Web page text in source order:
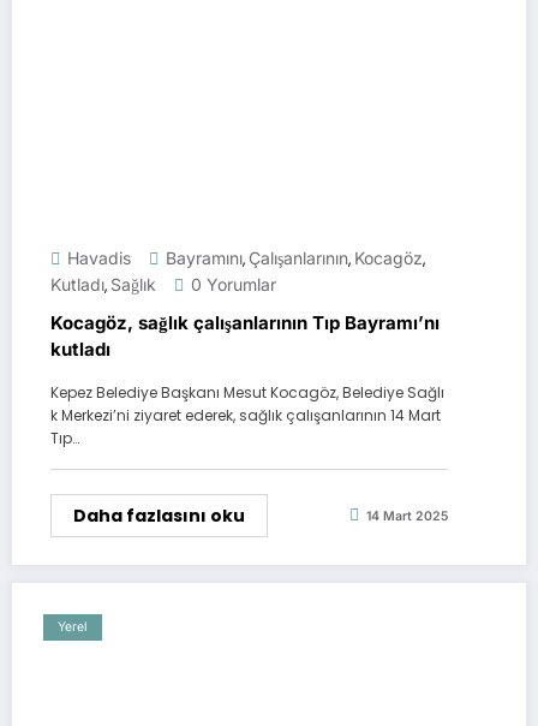
Havadis Bayramını, Çalışanlarının, Kocagöz,
Kutladı, Sağlık 0 Yorumlar
Kocagöz, sağlık çalışanlarının Tıp Bayramı’nı
kutladı
Kepez Belediye Başkanı Mesut Kocagöz, Belediye Sağlı
k Merkezi’ni ziyaret ederek, sağlık çalışanlarının 14 Mart
Tıp…
Daha fazlasını oku 14 Mart 2025
Yerel